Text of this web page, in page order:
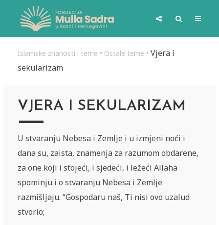
Islamske znanosti i teme • Ostale teme • Vjera i
sekularizam
VJERA I SEKULARIZAM
U stvaranju Nebesa i Zemlje i u izmjeni noći i
dana su, za­ista, znamenja za razumom obdarene,
za one koji i sto­je­ći, i sjedeći, i ležeći Allaha
spominju i o stvaranju Nebesa i Zem­lje
razmišljaju. “Gospodaru naš, Ti nisi ovo uzalud
stvo­rio;